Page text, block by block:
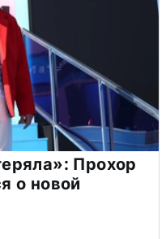
Прохор
о новой